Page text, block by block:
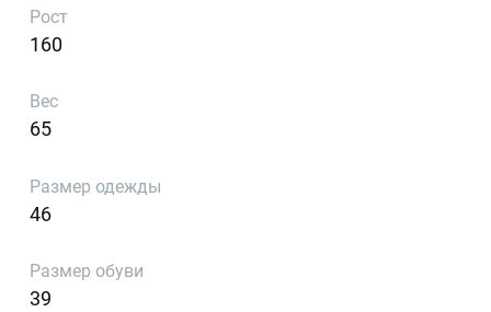
Рост
160
Вес
65
Размер одежды
46
Размер обуви
39